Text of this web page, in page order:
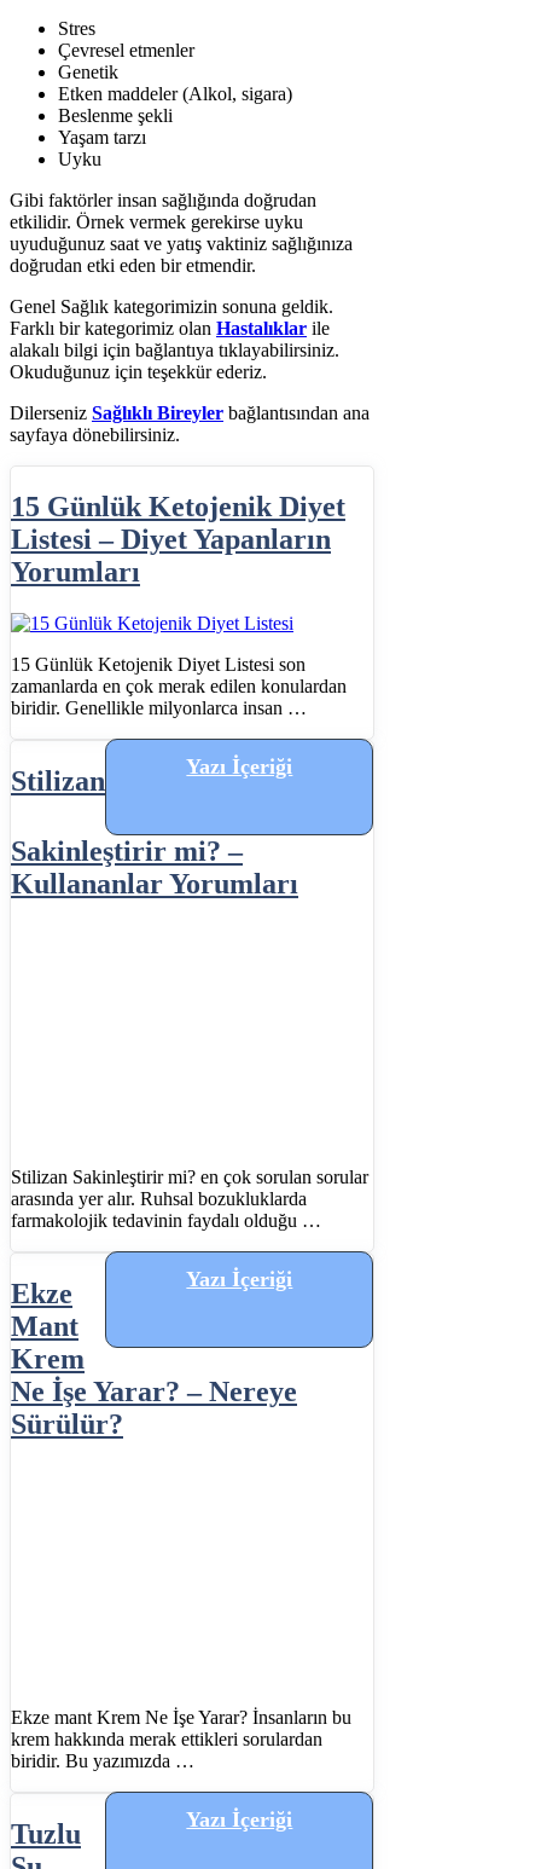
Stres
Çevresel etmenler
Genetik
Etken maddeler (Alkol, sigara)
Beslenme şekli
Yaşam tarzı
Uyku
Gibi faktörler insan sağlığında doğrudan
etkilidir. Örnek vermek gerekirse uyku
uyuduğunuz saat ve yatış vaktiniz sağlığınıza
doğrudan etki eden bir etmendir.
Genel Sağlık kategorimizin sonuna geldik.
Farklı bir kategorimiz olan Hastalıklar ile
alakalı bilgi için bağlantıya tıklayabilirsiniz.
Okuduğunuz için teşekkür ederiz.
Dilerseniz Sağlıklı Bireyler bağlantısından ana
sayfaya dönebilirsiniz.
15 Günlük Ketojenik Diyet
Listesi – Diyet Yapanların
Yorumları
15 Günlük Ketojenik Diyet Listesi son
zamanlarda en çok merak edilen konulardan
biridir. Genellikle milyonlarca insan …
Yazı İçeriği
Stilizan
Sakinleştirir mi? –
Kullananlar Yorumları
Stilizan Sakinleştirir mi? en çok sorulan sorular
arasında yer alır. Ruhsal bozukluklarda
farmakolojik tedavinin faydalı olduğu …
Yazı İçeriği
Ekze
Mant
Krem
Ne İşe Yarar? – Nereye
Sürülür?
Ekze mant Krem Ne İşe Yarar? İnsanların bu
krem hakkında merak ettikleri sorulardan
biridir. Bu yazımızda …
Yazı İçeriği
Tuzlu